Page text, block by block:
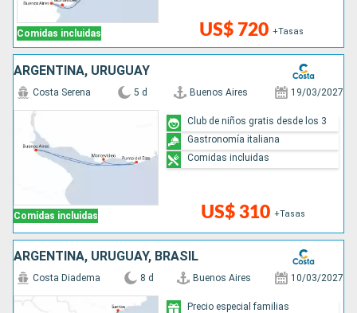
Comidas incluidas US$ 720 +Tasas
ARGENTINA, URUGUAY
Comidas incluidas
Costa Serena 5 d Buenos Aires 19/03/2027
US$ 310 +Tasas
Club de niños gratis desde los 3
Gastronomía italiana
Comidas incluidas
ARGENTINA, URUGUAY, BRASIL
Costa Diadema 8 d Buenos Aires 10/03/2027
Precio especial familias